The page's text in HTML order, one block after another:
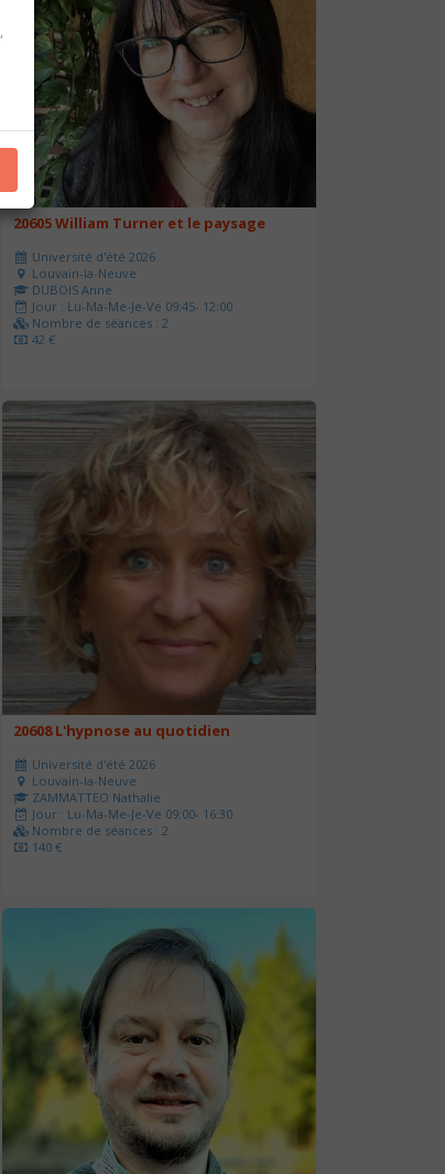
20605 William Turner et le paysage
Université d'été 2026
Louvain-la-Neuve
DUBOIS Anne
Jour : Lu-Ma-Me-Je-Ve 09:45- 12:00
Nombre de séances : 2
42 €
20608 L'hypnose au quotidien
Université d'été 2026
Louvain-la-Neuve
ZAMMATTEO Nathalie
Jour : Lu-Ma-Me-Je-Ve 09:00- 16:30
Nombre de séances : 2
140 €